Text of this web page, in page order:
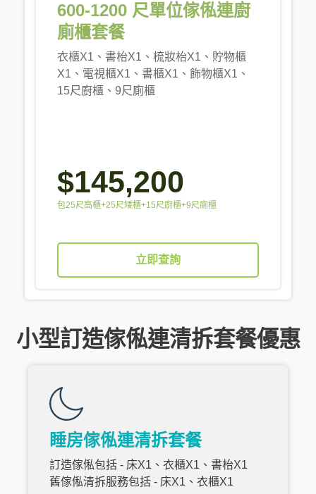
600-1200 尺單位傢俬連廚
廁櫃套餐
衣櫃X1、書枱X1、梳妝枱X1、貯物櫃
X1、電視櫃X1、書櫃X1、飾物櫃X1、
15尺廚櫃、9尺廁櫃
$145,200
包25尺高櫃+25尺矮櫃+15尺廚櫃+9尺廁櫃
立即查詢
小型訂造傢俬連清拆套餐優惠
睡房傢俬連清拆套餐
訂造傢俬包括 - 床X1、衣櫃X1、書枱X1
舊傢俬清拆服務包括 - 床X1、衣櫃X1